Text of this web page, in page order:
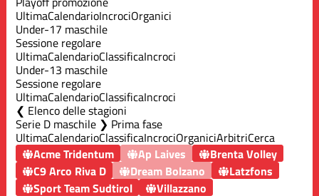
UltimaCalendarioIncrociOrganici
Under-17 maschile
Sessione regolare
UltimaCalendarioClassificaIncroci
Under-13 maschile
Sessione regolare
UltimaCalendarioClassificaIncroci
Elenco delle stagioni
Serie D maschile ❯ Prima fase
UltimaCalendarioClassificaIncrociOrganiciArbitriCerca
Acme Tridentum
Ap Laives
Brenta Volley
C9 Arco Riva D
Dream Bolzano
Latzfons
Sport Team Sudtirol
Villazzano